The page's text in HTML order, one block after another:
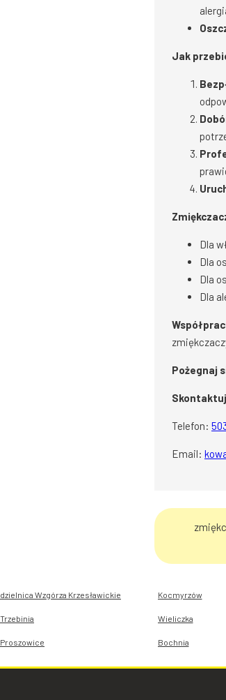
Jak
Dla
Dla
Dla
Dla
Pożegnaj
Telefon:
Email:
dzielnica Wzgórza Krzesławickie Kocmyrzów
Trzebinia Wieliczka
Proszowice Bochnia